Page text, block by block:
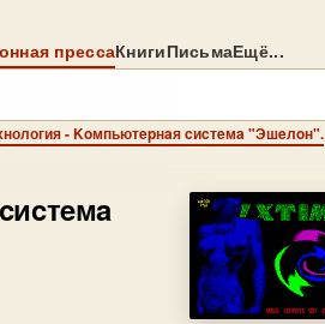
прессаКнигиПисьмаЕщё...
- Koмпьютepнaя cиcтeмa "Эшeлoн".